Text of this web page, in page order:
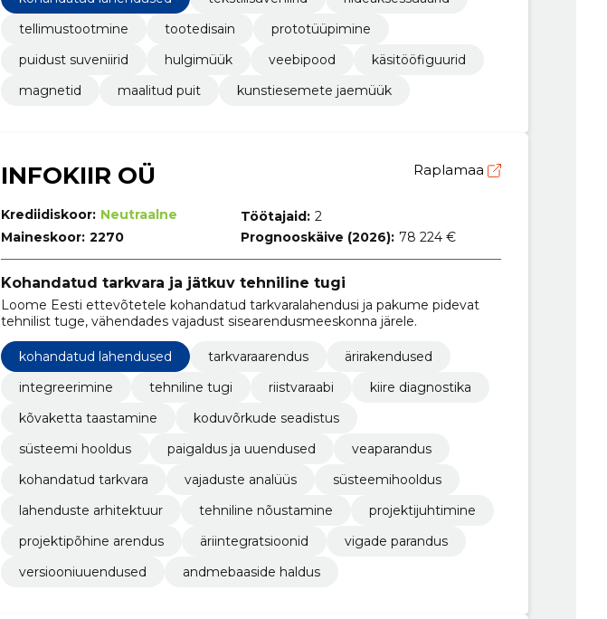
tellimustootmine
tootedisain
prototüüpimine
puidust suveniirid
hulgimüük veebipood
käsitööfiguurid
magnetid
maalitud puit kunstiesemete jaemüük
INFOKIIR OÜ Raplamaa
Krediidiskoor: Neutraalne
Maineskoor: 2270
Töötajaid: 2
Prognooskäive (2026): 78 224 €
Kohandatud tarkvara ja jätkuv tehniline tugi
Loome Eesti ettevõtetele kohandatud tarkvaralahendusi ja pakume pidevat
tehnilist tuge, vähendades vajadust sisearendusmeeskonna järele.
kohandatud lahendused tarkvaraarendus
ärirakendused
integreerimine
tehniline tugi riistvaraabi
kiire diagnostika
kõvaketta taastamine
koduvõrkude seadistus
süsteemi hooldus
paigaldus ja uuendused
veaparandus
kohandatud tarkvara
vajaduste analüüs
süsteemihooldus
lahenduste arhitektuur
tehniline nõustamine
projektijuhtimine
projektipõhine arendus
äriintegratsioonid
vigade parandus
versiooniuuendused
andmebaaside haldus